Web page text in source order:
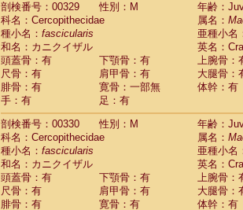
剖検番号：00329
性別：M
年齢：
科名：Cercopithecidae
属名：
種小名： fascicularis
亜種小名
和名：カニクイザル
英名：
頭蓋骨：有
下顎骨：有
上腕骨：
尺骨：有
肩甲骨：有
大腿骨：
腓骨：有
寛骨：一部無
体幹：有
手：有
足：有
剖検番号：00330
性別：M
年齢：
科名：Cercopithecidae
属名：
種小名： fascicularis
亜種小名
和名：カニクイザル
英名：
頭蓋骨：有
下顎骨：有
上腕骨：
尺骨：有
肩甲骨：有
大腿骨：
腓骨：有
寛骨：有
体幹：有